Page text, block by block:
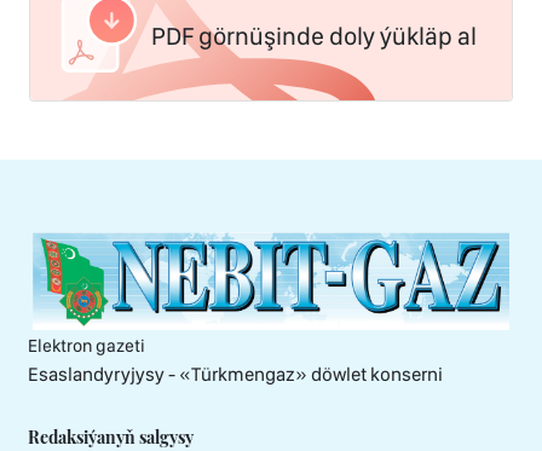
PDF görnüşinde doly ýükläp al
Elektron gazeti
Esaslandyryjysy - «Тürkmengaz» döwlet konserni
Redaksiýanyň salgysy